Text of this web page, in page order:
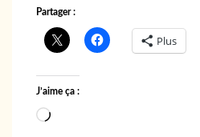
Partager :
Plus
J’aime ça :
Chargement…